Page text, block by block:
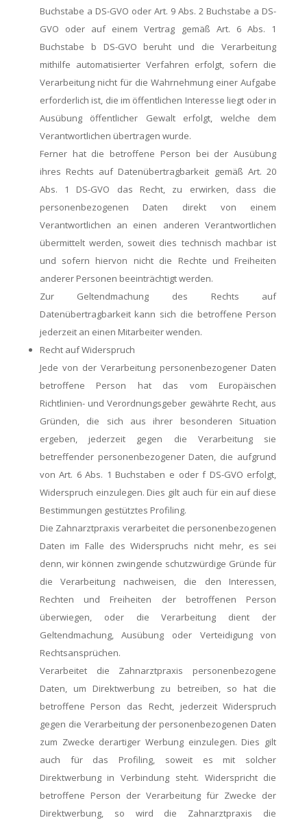
Buchstabe a DS-GVO oder Art. 9 Abs. 2 Buchstabe a DS-
GVO oder auf einem Vertrag gemäß Art. 6 Abs. 1
Buchstabe b DS-GVO beruht und die Verarbeitung
mithilfe automatisierter Verfahren erfolgt, sofern die
Verarbeitung nicht für die Wahrnehmung einer Aufgabe
erforderlich ist, die im öffentlichen Interesse liegt oder in
Ausübung öffentlicher Gewalt erfolgt, welche dem
Verantwortlichen übertragen wurde.
Ferner hat die betroffene Person bei der Ausübung
ihres Rechts auf Datenübertragbarkeit gemäß Art. 20
Abs. 1 DS-GVO das Recht, zu erwirken, dass die
personenbezogenen Daten direkt von einem
Verantwortlichen an einen anderen Verantwortlichen
übermittelt werden, soweit dies technisch machbar ist
und sofern hiervon nicht die Rechte und Freiheiten
anderer Personen beeinträchtigt werden.
Zur Geltendmachung des Rechts auf
Datenübertragbarkeit kann sich die betroffene Person
jederzeit an einen Mitarbeiter wenden.
Recht auf Widerspruch
Jede von der Verarbeitung personenbezogener Daten
betroffene Person hat das vom Europäischen
Richtlinien- und Verordnungsgeber gewährte Recht, aus
Gründen, die sich aus ihrer besonderen Situation
ergeben, jederzeit gegen die Verarbeitung sie
betreffender personenbezogener Daten, die aufgrund
von Art. 6 Abs. 1 Buchstaben e oder f DS-GVO erfolgt,
Widerspruch einzulegen. Dies gilt auch für ein auf diese
Bestimmungen gestütztes Profiling.
Die Zahnarztpraxis verarbeitet die personenbezogenen
Daten im Falle des Widerspruchs nicht mehr, es sei
denn, wir können zwingende schutzwürdige Gründe für
die Verarbeitung nachweisen, die den Interessen,
Rechten und Freiheiten der betroffenen Person
überwiegen, oder die Verarbeitung dient der
Geltendmachung, Ausübung oder Verteidigung von
Rechtsansprüchen.
Verarbeitet die Zahnarztpraxis personenbezogene
Daten, um Direktwerbung zu betreiben, so hat die
betroffene Person das Recht, jederzeit Widerspruch
gegen die Verarbeitung der personenbezogenen Daten
zum Zwecke derartiger Werbung einzulegen. Dies gilt
auch für das Profiling, soweit es mit solcher
Direktwerbung in Verbindung steht. Widerspricht die
betroffene Person der Verarbeitung für Zwecke der
Direktwerbung, so wird die Zahnarztpraxis die